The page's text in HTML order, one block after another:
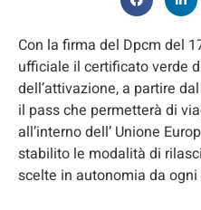
Con la firma del Dpcm del
ufficiale il certificato verde
dell’attivazione, a partire
il pass che permetterà di
all’interno dell’ Unione
stabilito le modalità di
scelte in autonomia da